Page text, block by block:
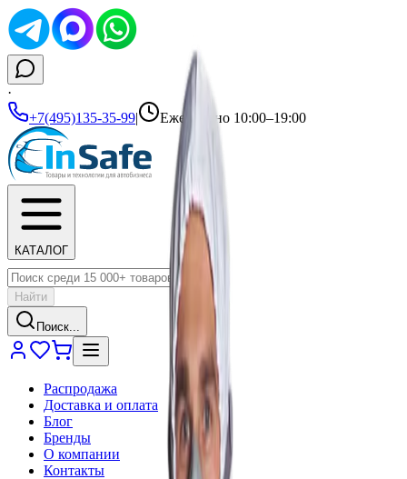
·
+7(495)135-35-99| Ежедневно 10:00–19:00
КАТАЛОГ
Найти
Поиск...
Распродажа
Доставка и оплата
Блог
Бренды
О компании
Контакты